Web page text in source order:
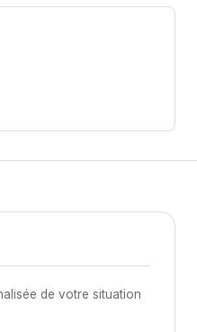
de votre situation